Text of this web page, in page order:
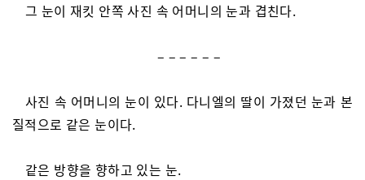
그 눈이 재킷 안쪽 사진 속 어머니의 눈과 겹친다.
– – – – – –
사진 속 어머니의 눈이 있다. 다니엘의 딸이 가졌던 눈과 본
질적으로 같은 눈이다.
같은 방향을 향하고 있는 눈.